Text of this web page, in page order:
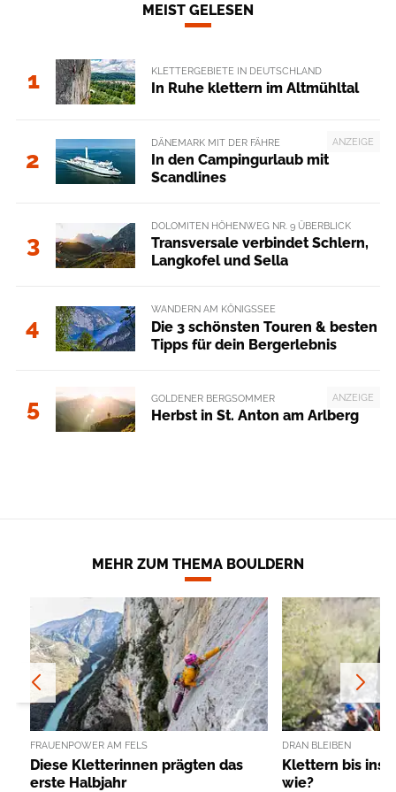
MEIST GELESEN
1 KLETTERGEBIETE IN DEUTSCHLAND
In Ruhe klettern im Altmühltal
2
ANZEIGE
DÄNEMARK MIT DER FÄHRE
In den Campingurlaub mit
Scandlines
3
DOLOMITEN HÖHENWEG NR. 9 ÜBERBLICK
Transversale verbindet Schlern,
Langkofel und Sella
4
WANDERN AM KÖNIGSSEE
Die 3 schönsten Touren & besten
Tipps für dein Bergerlebnis
5 ANZEIGE
GOLDENER BERGSOMMER
Herbst in St. Anton am Arlberg
MEHR ZUM THEMA BOULDERN
FRAUENPOWER AM FELS
Diese Kletterinnen prägten das
erste Halbjahr
DRAN BLEIBEN
Klettern bis ins
wie?